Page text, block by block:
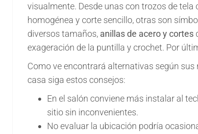
visualmente. Desde unas con trozos de
homogénea y corte sencillo, otras son
diversos tamaños, anillas de acero y cortes
exageración de la puntilla y crochet. Por
Como ve encontrará alternativas según
casa siga estos consejos:
En el salón conviene más instalar al
sitio sin inconvenientes.
No evaluar la ubicación podría